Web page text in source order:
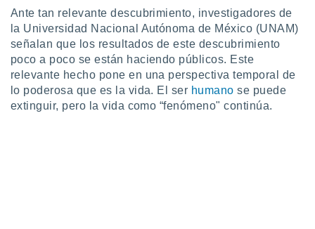
Ante tan relevante descubrimiento, investigadores de
la Universidad Nacional Autónoma de México (UNAM)
señalan que los resultados de este descubrimiento
poco a poco se están haciendo públicos. Este
relevante hecho pone en una perspectiva temporal de
lo poderosa que es la vida. El ser humano se puede
extinguir, pero la vida como “fenómeno" continúa.